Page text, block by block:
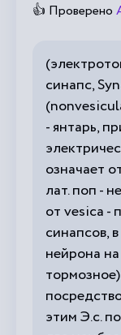
👍 Проверено
синапс,
- янтарь,
означает
лат. поп -
от vesica -
синапсов,
нейрона
этим Э.с.